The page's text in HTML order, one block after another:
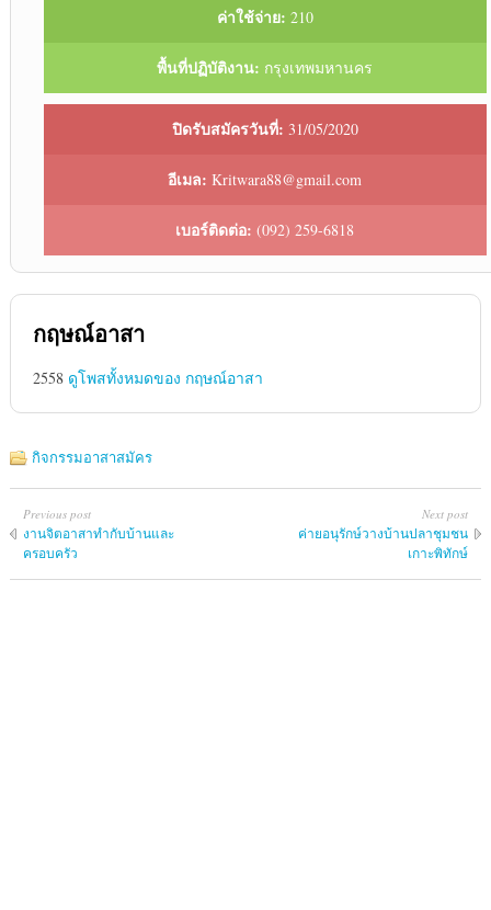
ค่าใช้จ่าย: 210
พื้นที่ปฏิบัติงาน: กรุงเทพมหานคร
ปิดรับสมัครวันที่: 31/05/2020
อีเมล: Kritwara88@gmail.com
เบอร์ติดต่อ: (092) 259-6818
กฤษณ์อาสา
2558 ดูโพสทั้งหมดของ กฤษณ์อาสา
กิจกรรมอาสาสมัคร
Previous post
งานจิตอาสาทำกับบ้านและ
ครอบครัว
Next post
ค่ายอนุรักษ์วางบ้านปลาชุมชน
เกาะพิทักษ์